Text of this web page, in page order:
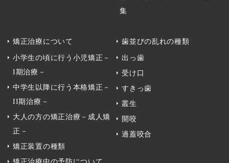
集
矯正治療について
小学生の頃に行う小児矯正－
I期治療－
中学生以降に行う本格矯正－
II期治療－
大人の方の矯正治療－成人矯
正－
矯正装置の種類
歯並びの乱れの種類
出っ歯
受け口
すきっ歯
叢生
開咬
過蓋咬合